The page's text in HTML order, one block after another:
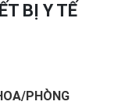
BỊ Y TẾ
PHÒNG